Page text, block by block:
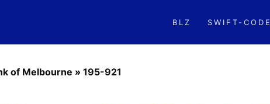
BLZ SWIFT-CODE
of Melbourne » 195-921